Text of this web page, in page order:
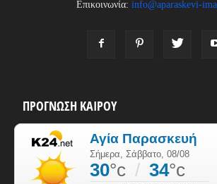
Επικοινωνία: info@aparaskevi-
ΠΡΟΓΝΩΣΗ ΚΑΙΡΟΥ